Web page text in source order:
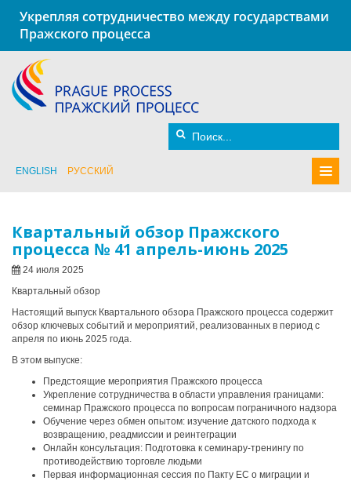
Укрепляя сотрудничество между государствами
Пражского процесса
ENGLISH РУССКИЙ
Квартальный обзор Пражского
процесса № 41 апрель-июнь 2025
24 июля 2025
Квартальный обзор
Настоящий выпуск Квартального обзора Пражского процесса содержит
обзор ключевых событий и мероприятий, реализованных в период с
апреля по июнь 2025 года.
В этом выпуске:
Предстоящие мероприятия Пражского процесса
Укрепление сотрудничества в области управления границами:
семинар Пражского процесса по вопросам пограничного надзора
Обучение через обмен опытом: изучение датского подхода к
возвращению, реадмиссии и реинтеграции
Онлайн консультация: Подготовка к семинару-тренингу по
противодействию торговле людьми
Первая информационная сессия по Пакту ЕС о миграции и